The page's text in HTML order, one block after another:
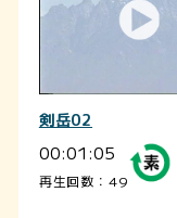
剣岳02
00:01:05
再生回数：49